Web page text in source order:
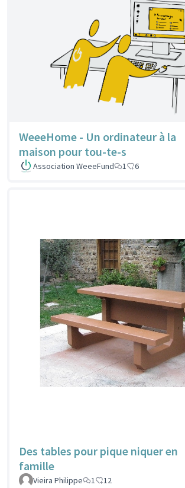
WeeeHome - Un ordinateur à la
maison pour tou-te-s
Association WeeeFund 1 6
Des tables pour pique niquer en
famille
Vieira Philippe 1 12